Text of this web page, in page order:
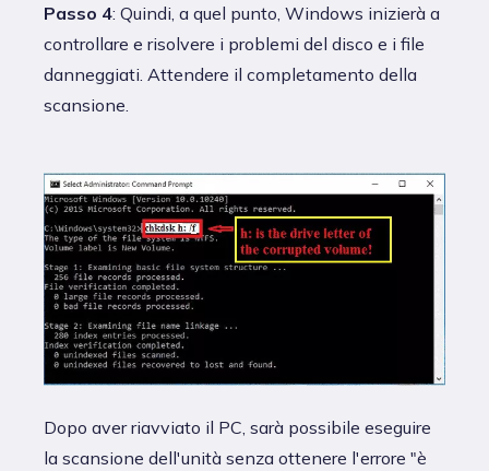
Passo 4: Quindi, a quel punto, Windows inizierà a
controllare e risolvere i problemi del disco e i file
danneggiati. Attendere il completamento della
scansione.
Dopo aver riavviato il PC, sarà possibile eseguire
la scansione dell'unità senza ottenere l'errore "è